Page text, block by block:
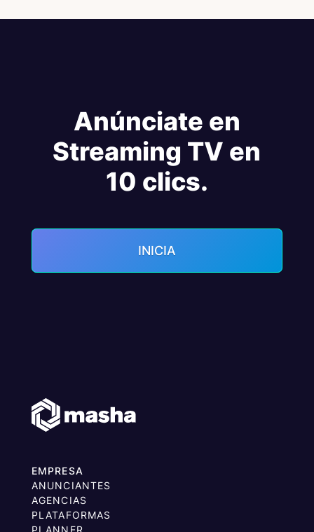
Anúnciate en
Streaming TV en
10 clics.
INICIA
EMPRESA
ANUNCIANTES
AGENCIAS
PLATAFORMAS
PLANNER